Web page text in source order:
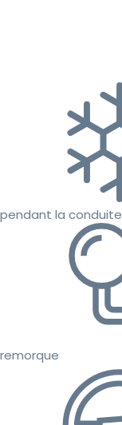
pendant la conduite
remorque